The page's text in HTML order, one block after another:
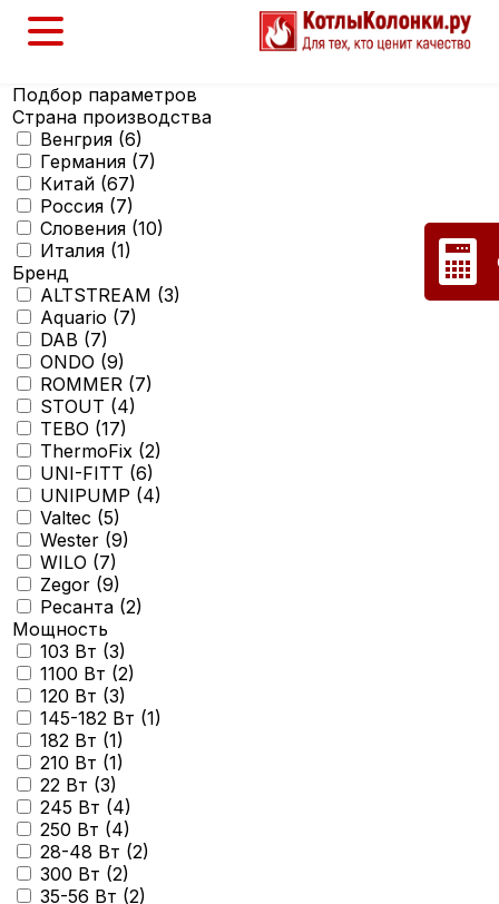
Подбор параметров
Страна производства
Венгрия (6)
Германия (7)
Китай (67)
Россия (7)
Словения (10)
Италия (1)
Бренд
ALTSTREAM (3)
Aquario (7)
DAB (7)
ONDO (9)
ROMMER (7)
STOUT (4)
TEBO (17)
ThermoFix (2)
UNI-FITT (6)
UNIPUMP (4)
Valtec (5)
Wester (9)
WILO (7)
Zegor (9)
Ресанта (2)
Мощность
103 Вт (3)
1100 Вт (2)
120 Вт (3)
145-182 Вт (1)
182 Вт (1)
210 Вт (1)
22 Вт (3)
245 Вт (4)
250 Вт (4)
28-48 Вт (2)
300 Вт (2)
35-56 Вт (2)